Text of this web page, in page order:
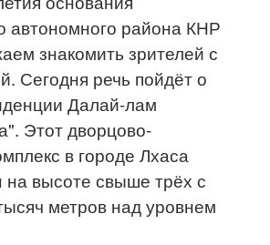
автономного района КНР
знакомить зрителей с
Сегодня речь пойдёт о
Далай-лам
Этот дворцово-
в городе Лхаса
на высоте свыше трёх с
метров над уровнем